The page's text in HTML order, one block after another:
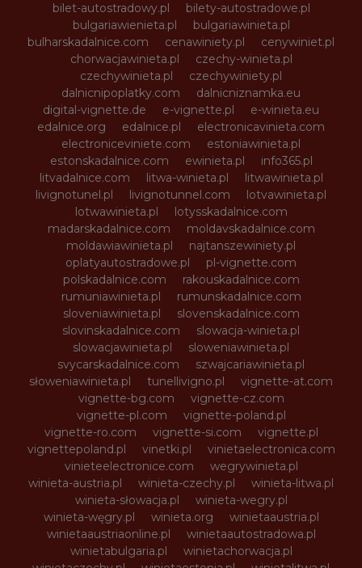
bilet-autostradowy.pl
bilety-autostradowe.pl
bulgariawienieta.pl
bulgariawinieta.pl
bulharskadalnice.com
cenawiniety.pl
cenywiniet.pl
chorwacjawinieta.pl
czechy-winieta.pl
czechywinieta.pl
czechywiniety.pl
dalnicnipoplatky.com
dalnicniznamka.eu
digital-vignette.de
e-vignette.pl
e-winieta.eu
edalnice.org
edalnice.pl
electronicavinieta.com
electroniceviniete.com
estoniawinieta.pl
estonskadalnice.com
ewinieta.pl
info365.pl
litvadalnice.com
litwa-winieta.pl
litwawinieta.pl
livignotunel.pl
livignotunnel.com
lotvawinieta.pl
lotwawinieta.pl
lotysskadalnice.com
madarskadalnice.com
moldavskadalnice.com
moldawiawinieta.pl
najtanszewiniety.pl
oplatyautostradowe.pl
pl-vignette.com
polskadalnice.com
rakouskadalnice.com
rumuniawinieta.pl
rumunskadalnice.com
sloveniawinieta.pl
slovenskadalnice.com
slovinskadalnice.com
slowacja-winieta.pl
slowacjawinieta.pl
sloweniawinieta.pl
svycarskadalnice.com
szwajcariawinieta.pl
słoweniawinieta.pl
tunellivigno.pl
vignette-at.com
vignette-bg.com
vignette-cz.com
vignette-pl.com
vignette-poland.pl
vignette-ro.com
vignette-si.com
vignette.pl
vignettepoland.pl
vinetki.pl
vinietaelectronica.com
vinieteelectronice.com
wegrywinieta.pl
winieta-austria.pl
winieta-czechy.pl
winieta-litwa.pl
winieta-słowacja.pl
winieta-wegry.pl
winieta-węgry.pl
winieta.org
winietaaustria.pl
winietaaustriaonline.pl
winietaautostradowa.pl
winietabulgaria.pl
winietachorwacja.pl